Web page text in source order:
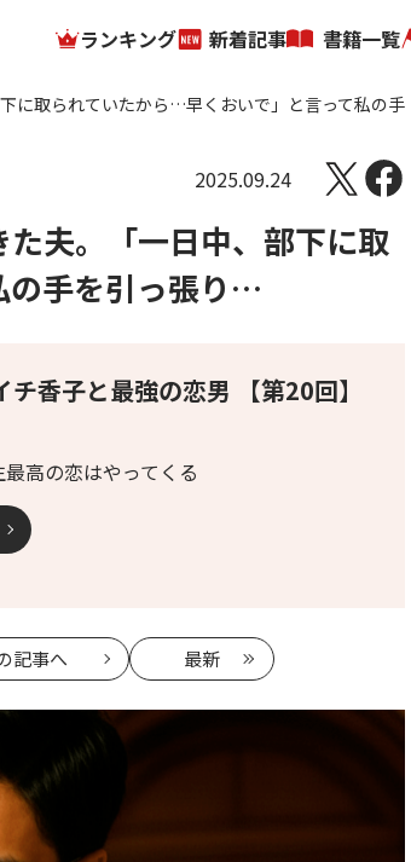
ランキング 新着記事 書籍一覧
に取られていたから…早くおいで」と言って私の手
2025.09.24
夫。「一日中、部下に取
の手を引っ張り…
香子と最強の恋男 【第20回】
高の恋はやってくる
記事へ 最新